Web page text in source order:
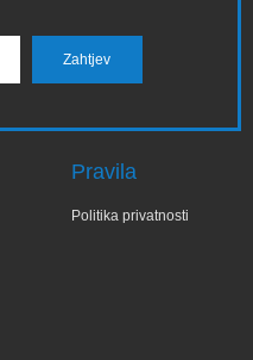
Pravila
Politika privatnosti